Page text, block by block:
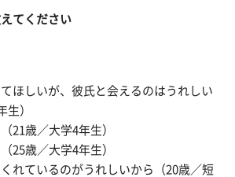
てください
ほしいが、彼氏と会えるのはうれしい
生）
21歳／大学4年生）
25歳／大学4年生）
れているのがうれしいから（20歳／短